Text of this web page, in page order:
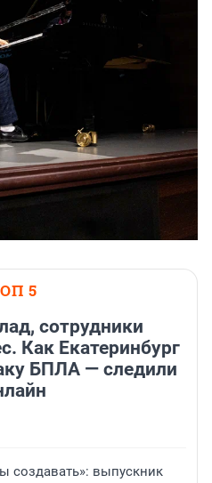
5
сотрудники
Как Екатеринбург
БПЛА — следили
создавать»: выпускник